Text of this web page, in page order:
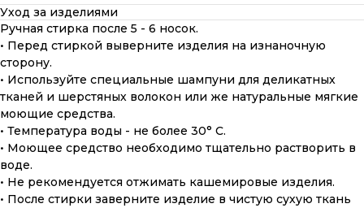
Уход за изделиями
Ручная стирка после 5 - 6 носок.
• Перед стиркой выверните изделия на изнаночную
сторону.
• Используйте специальные шампуни для деликатных
тканей и шерстяных волокон или же натуральные мягкие
моющие средства.
• Температура воды - не более 30° С.
• Моющее средство необходимо тщательно растворить в
воде.
• Не рекомендуется отжимать кашемировые изделия.
• После стирки заверните изделие в чистую сухую ткань